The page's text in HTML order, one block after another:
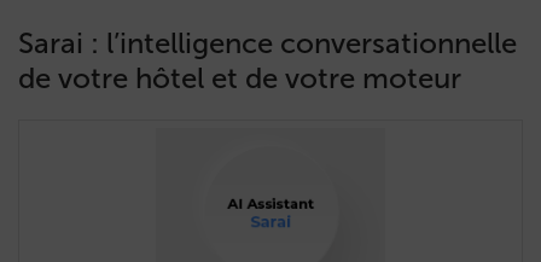
Sarai : l’intelligence conversationnelle
de votre hôtel et de votre moteur